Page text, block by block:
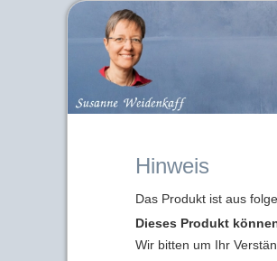
Hinweis
Das Produkt ist aus
Dieses Produkt
Wir bitten um Ihr